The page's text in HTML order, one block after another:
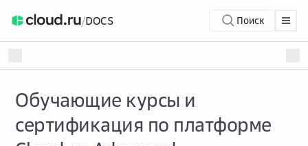
/DOCS Поиск
Обучающие курсы и
сертификация по платформе